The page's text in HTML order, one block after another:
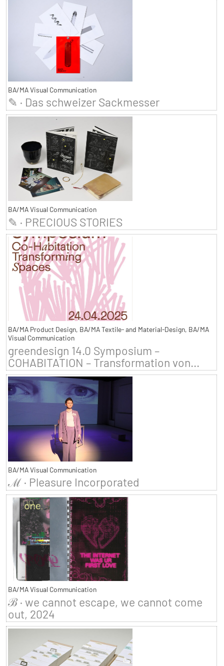
BA/MA Visual Communication
✎ · Das schweizer Sackmesser
BA/MA Visual Communication
✎ · PRECIOUS STORIES
BA/MA Product Design, BA/MA Textile- and Material-Design, BA/MA
Visual Communication
greendesign 14.0 Symposium –
COHABITATION – Transformation von...
BA/MA Visual Communication
ℳ · Pleasure Incorporated
BA/MA Visual Communication
ℬ · we cannot escape, we cannot come
out, 2024